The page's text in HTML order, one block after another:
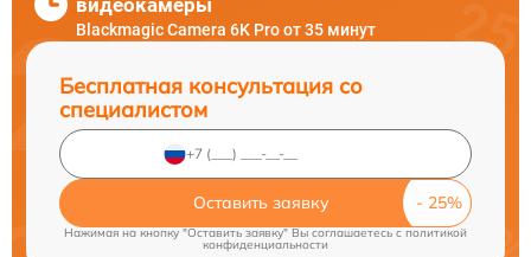
Blackmagic Camera 6K Pro от 35 минут
Бесплатная консультация со
специалистом
Оставить заявку
Нажимая на кнопку "Оставить заявку" Вы соглашаетесь cполитикой
конфиденциальности